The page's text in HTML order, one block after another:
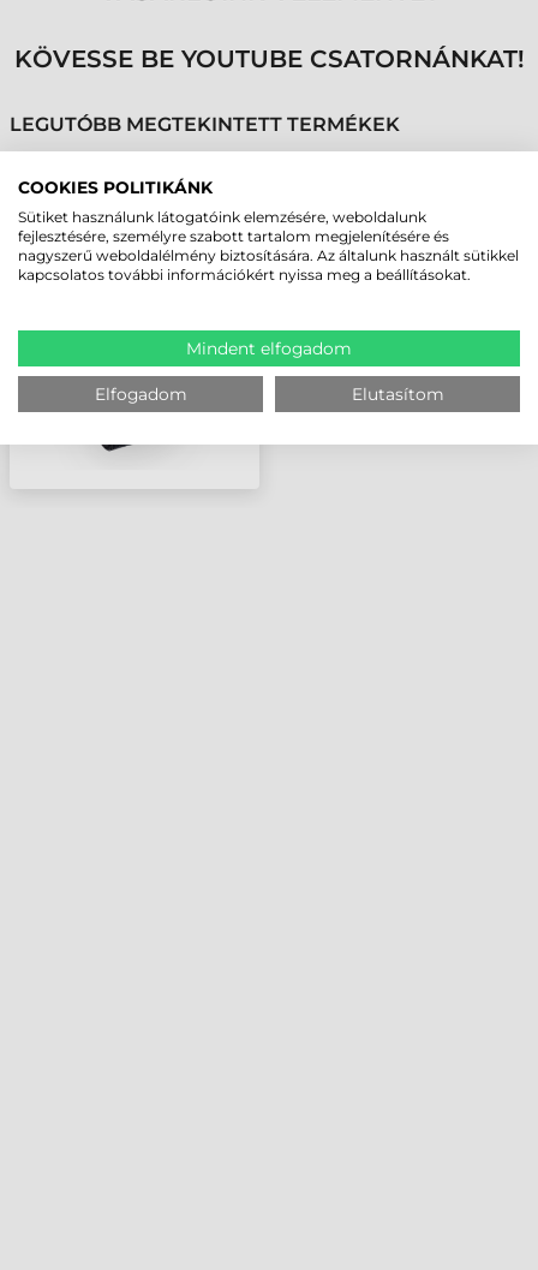
KÖVESSE BE YOUTUBE CSATORNÁNKAT!
LEGUTÓBB MEGTEKINTETT TERMÉKEK
HONEYWELL HORDOZÓ
TÁSKA VÁLLPÁNTTAL,
EDA70/71 TABLETHEZ
(NORMÁL
MODELLEKHE
COOKIES POLITIKÁNK
Sütiket használunk látogatóink elemzésére, weboldalunk
fejlesztésére, személyre szabott tartalom megjelenítésére és
nagyszerű weboldalélmény biztosítására. Az általunk használt sütikkel
kapcsolatos további információkért nyissa meg a beállításokat.
Mindent elfogadom
Elfogadom Elutasítom